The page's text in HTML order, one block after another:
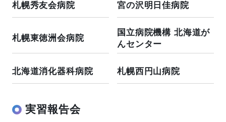
札幌秀友会病院 宮の沢明日佳病院
札幌東徳洲会病院
国立病院機構 北海道が
んセンター
北海道消化器科病院 札幌西円山病院
実習報告会